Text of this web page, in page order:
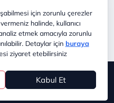
için zorunlu çerezler
halinde, kullanıcı
etmek amacıyla zorunlu
Detaylar için buraya
ziyaret etebilirsiniz
Kabul Et